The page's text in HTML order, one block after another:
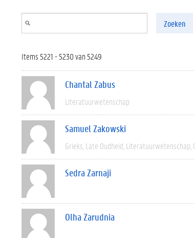
Zoeken
Items 5221 - 5230 van 5249
Chantal Zabus
Literatuurwetenschap
Samuel Zakowski
Grieks Late Oudheid Literatuurwetenschap
Sedra Zarnaji
Olha Zarudnia